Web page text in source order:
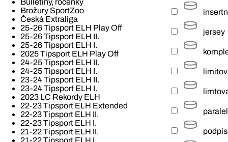
Bulletiny, ročenky
Brožury SportZoo
Česká Extraliga
25-26 Tipsport ELH Play Off
25-26 Tipsport ELH II.
25-26 Tipsport ELH I.
2025 Tipsport ELH Play Off
24-25 Tipsport ELH II.
24-25 Tipsport ELH I.
23-24 Tipsport ELH II.
23-24 Tipsport ELH I.
2023 LC Rekordy ELH
22-23 Tipsport ELH Extended
22-23 Tipsport ELH II.
22-23 Tipsport ELH I.
21-22 Tipsport ELH II.
21-22 Tipsport ELH I.
jersey